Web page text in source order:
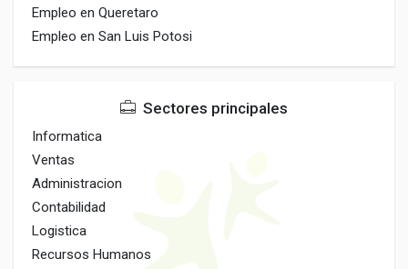
Empleo en Queretaro
Empleo en San Luis Potosi
Sectores principales
Informatica
Ventas
Administracion
Contabilidad
Logistica
Recursos Humanos